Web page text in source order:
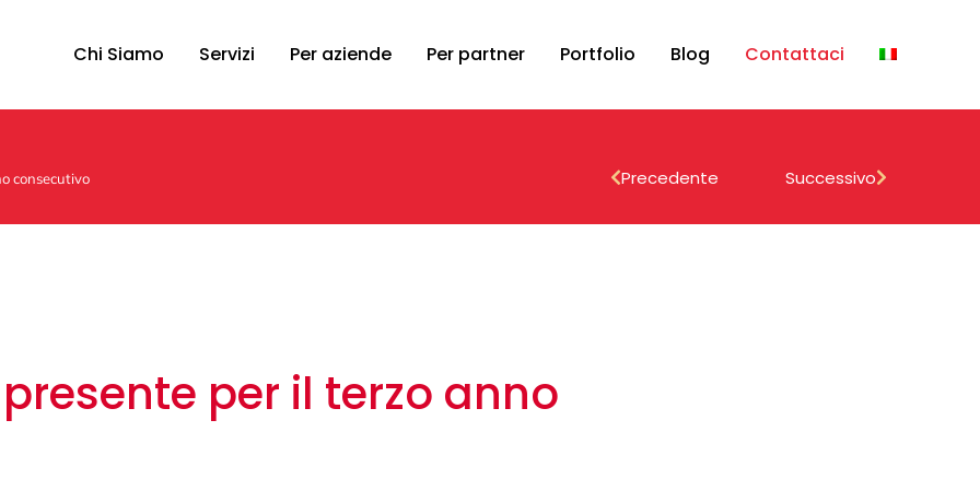
Chi Siamo Servizi Per aziende Per partner Portfolio Blog Contattaci
consecutivo Precedente Successivo
per il terzo anno